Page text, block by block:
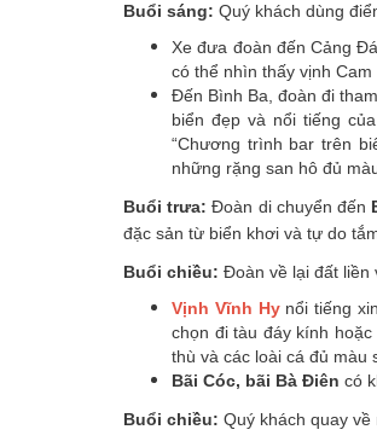
Buổi sáng: Quý khách dùng
Xe đưa đoàn đến Cảng
có thể nhìn thấy vịnh
Đến Bình Ba, đoàn đi
biển đẹp và nổi tiếng
“Chương trình bar trên
những rặng san hô đủ
Buổi trưa: Đoàn di chuyển đến
đặc sản từ biển khơi và tự do
Buổi chiều: Đoàn về lại đất liền
Vịnh Vĩnh Hynổi tiếng
chọn đi tàu đáy kính
thù và các loài cá đủ màu
Bãi Cóc, bãi Bà Điên có
Buổi chiều: Quý khách quay